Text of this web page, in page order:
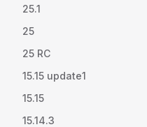
25.1
25
25 RC
15.15 update1
15.15
15.14.3